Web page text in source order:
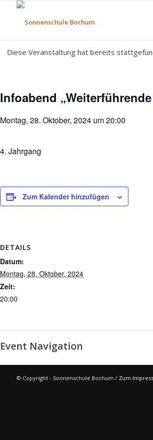
Diese Veranstaltung hat bereits
Infoabend
Montag, 28. Oktober, 2024 um 20:00
4. Jahrgang
Zum Kalender hinzufügen
DETAILS
Datum:
Montag, 28. Oktober, 2024
Zeit:
20:00
Event Navigation
© Copyright - Sonnenschule Bochum / Zum